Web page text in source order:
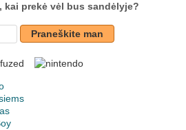
kai prekė vėl bus sandėlyje?
Praneškite man